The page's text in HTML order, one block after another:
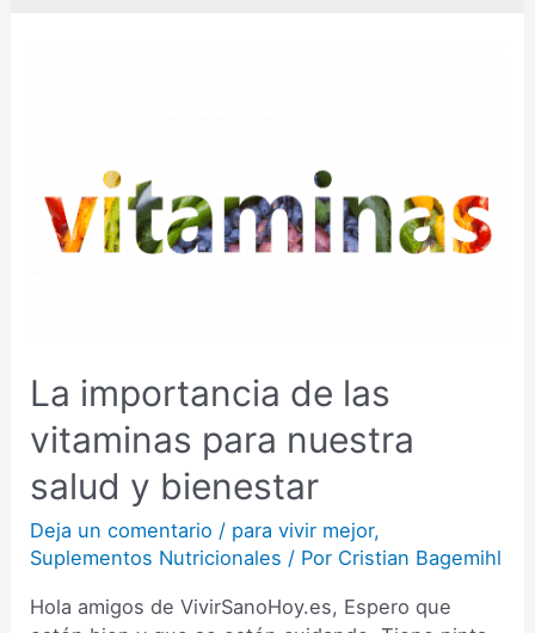
La importancia de las
vitaminas para nuestra
salud y bienestar
Deja un comentario / para vivir mejor,
Suplementos Nutricionales / Por Cristian Bagemihl
Hola amigos de VivirSanoHoy.es, Espero que